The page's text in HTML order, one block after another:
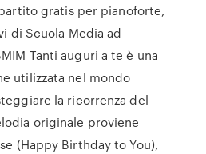
gratis per pianoforte,
di Scuola Media ad
Tanti auguri a te è una
utilizzata nel mondo
la ricorrenza del
originale proviene
(Happy Birthday to You),